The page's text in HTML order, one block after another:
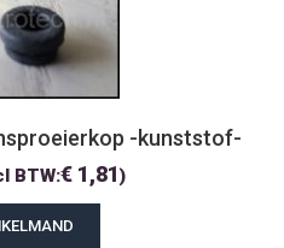
-kunststof-
BTW:€1,81)